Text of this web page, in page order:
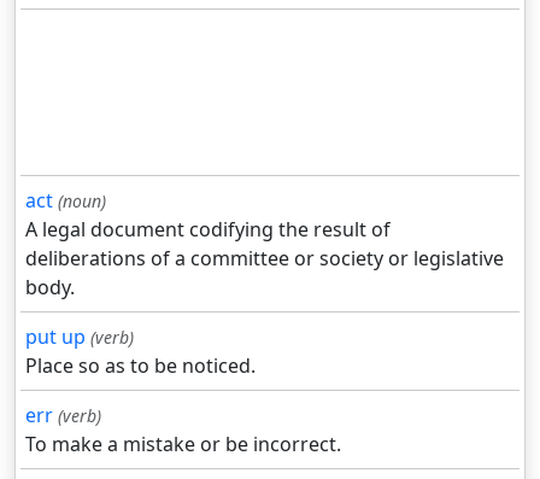
act (noun)
A legal document codifying the result of
deliberations of a committee or society or legislative
body.
put up (verb)
Place so as to be noticed.
err (verb)
To make a mistake or be incorrect.